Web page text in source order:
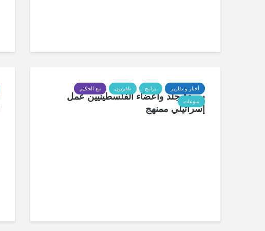
أخبار و تقارير برامج تلفزيون مع الحكيم
منوعات
سرقة جلد وأعضاء الفلسطينيين عمل
إسرائيلي ممنهج